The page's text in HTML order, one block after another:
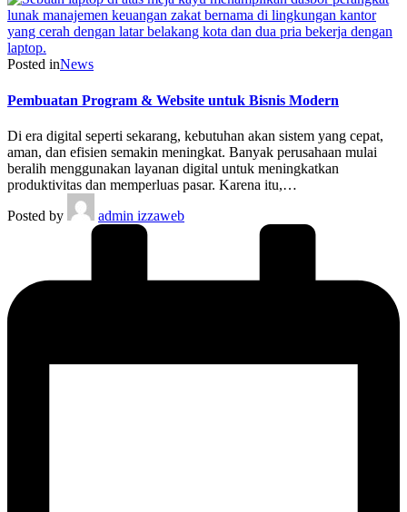
Posted inNews
Pembuatan Program & Website untuk Bisnis Modern
Di era digital seperti sekarang, kebutuhan akan sistem yang cepat,
aman, dan efisien semakin meningkat. Banyak perusahaan mulai
beralih menggunakan layanan digital untuk meningkatkan
produktivitas dan memperluas pasar. Karena itu,…
Posted by
admin izzaweb